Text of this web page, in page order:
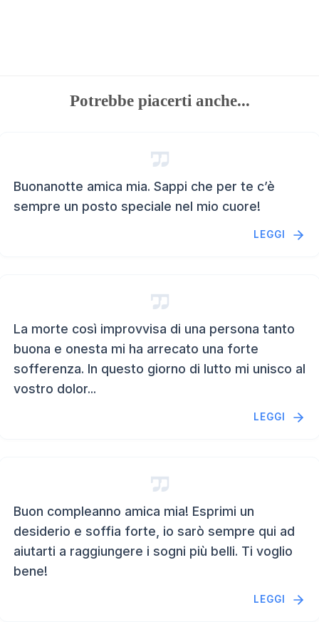
Potrebbe piacerti anche...
Buonanotte amica mia. Sappi che per te c’è
sempre un posto speciale nel mio cuore!
LEGGI
La morte così improvvisa di una persona tanto
buona e onesta mi ha arrecato una forte
sofferenza. In questo giorno di lutto mi unisco al
vostro dolor...
LEGGI
Buon compleanno amica mia! Esprimi un
desiderio e soffia forte, io sarò sempre qui ad
aiutarti a raggiungere i sogni più belli. Ti voglio
bene!
LEGGI